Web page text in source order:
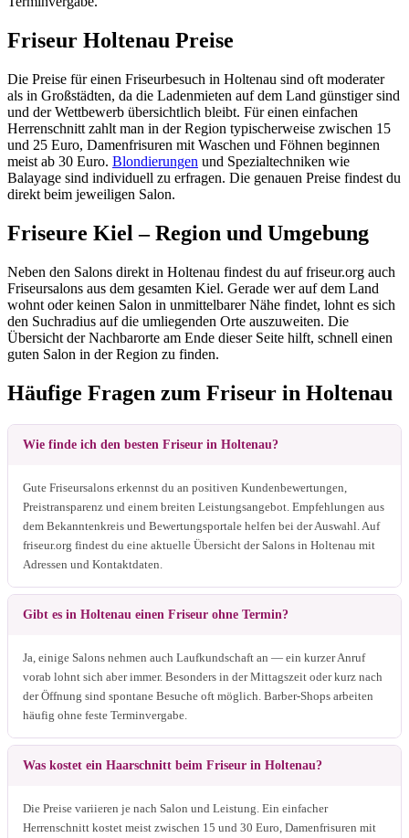
Friseur Holtenau Preise
Die Preise für einen Friseurbesuch in Holtenau sind oft moderater
als in Großstädten, da die Ladenmieten auf dem Land günstiger sind
und der Wettbewerb übersichtlich bleibt. Für einen einfachen
Herrenschnitt zahlt man in der Region typischerweise zwischen 15
und 25 Euro, Damenfrisuren mit Waschen und Föhnen beginnen
meist ab 30 Euro. Blondierungen und Spezialtechniken wie
Balayage sind individuell zu erfragen. Die genauen Preise findest du
direkt beim jeweiligen Salon.
Friseure Kiel – Region und Umgebung
Neben den Salons direkt in Holtenau findest du auf friseur.org auch
Friseursalons aus dem gesamten Kiel. Gerade wer auf dem Land
wohnt oder keinen Salon in unmittelbarer Nähe findet, lohnt es sich
den Suchradius auf die umliegenden Orte auszuweiten. Die
Übersicht der Nachbarorte am Ende dieser Seite hilft, schnell einen
guten Salon in der Region zu finden.
Häufige Fragen zum Friseur in Holtenau
Wie finde ich den besten Friseur in Holtenau?
Gute Friseursalons erkennst du an positiven Kundenbewertungen,
Preistransparenz und einem breiten Leistungsangebot. Empfehlungen aus
dem Bekanntenkreis und Bewertungsportale helfen bei der Auswahl. Auf
friseur.org findest du eine aktuelle Übersicht der Salons in Holtenau mit
Adressen und Kontaktdaten.
Gibt es in Holtenau einen Friseur ohne Termin?
Ja, einige Salons nehmen auch Laufkundschaft an — ein kurzer Anruf
vorab lohnt sich aber immer. Besonders in der Mittagszeit oder kurz nach
der Öffnung sind spontane Besuche oft möglich. Barber-Shops arbeiten
häufig ohne feste Terminvergabe.
Was kostet ein Haarschnitt beim Friseur in Holtenau?
Die Preise variieren je nach Salon und Leistung. Ein einfacher
Herrenschnitt kostet meist zwischen 15 und 30 Euro, Damenfrisuren mit